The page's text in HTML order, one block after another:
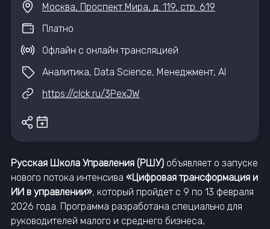
Москва, Проспект Мира, д. 119, стр. 619
Платно
Офлайн с онлайн трансляцией
Аналитика, Data Science, Менеджмент, AI
https://clck.ru/3PexJW
Русская Школа Управления (РШУ) объявляет о запуске
нового потока интенсива «Цифровая трансформация и
ИИ в управлении», который пройдет с 9 по 13 февраля
2026 года. Программа разработана специально для
руководителей малого и среднего бизнеса,